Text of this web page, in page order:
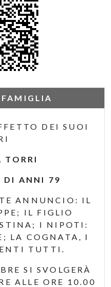
DEI SUOI
TORRI
DI ANNI 79
ANNUNCIO: IL
IL FIGLIO
I NIPOTI:
LA COGNATA, I
TUTTI.
SI SVOLGERÀ
ALLE ORE 10.00